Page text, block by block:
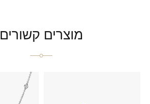
מוצרים קשורים